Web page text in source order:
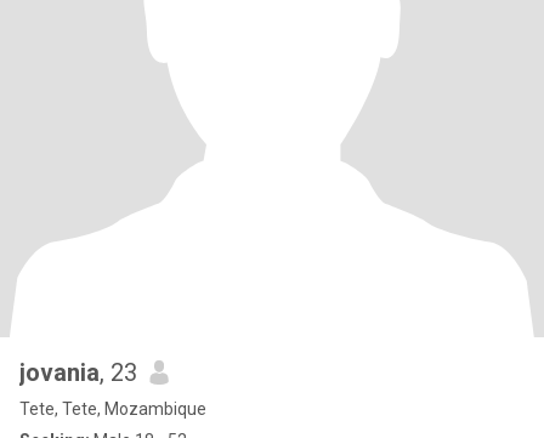
jovania, 23
Tete, Tete, Mozambique